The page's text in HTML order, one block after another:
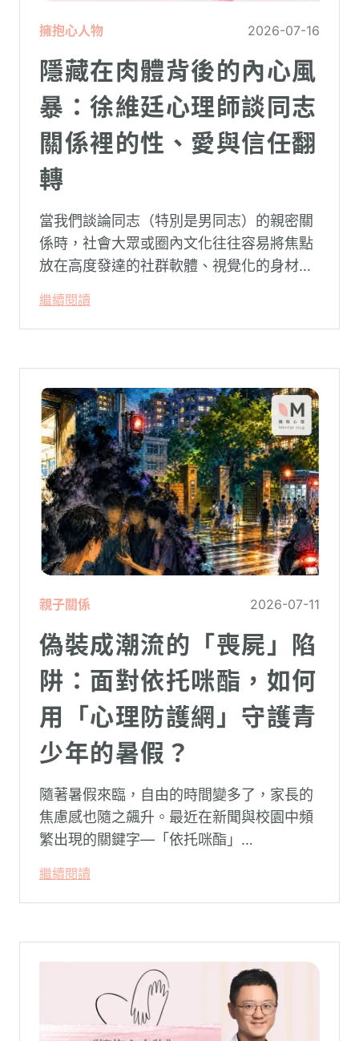
擁抱心人物 2026-07-16
隱藏在肉體背後的內心風
暴：徐維廷心理師談同志
關係裡的性、愛與信任翻
轉
當我們談論同志（特別是男同志）的親密關
係時，社會大眾或圈內文化往往容易將焦點
放在高度發達的社群軟體、視覺化的身材資
砲文化的普及度上。
繼續閱讀
親子關係 2026-07-11
偽裝成潮流的「喪屍」陷
阱：面對依托咪酯，如何
用「心理防護網」守護青
少年的暑假？
隨著暑假來臨，自由的時間變多了，家長的
焦慮感也隨之飆升。最近在新聞與校園中頻
繁出現的關鍵字—「依托咪酯」
父母心中最深沉的恐懼。
繼續閱讀